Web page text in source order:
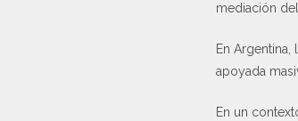
mediación
En
apoyada
En un